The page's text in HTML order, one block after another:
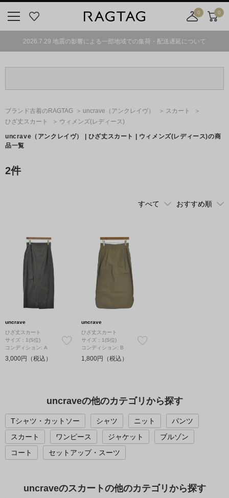
気
0
舗
カ
ト
0
2026.7.29 地震の影響による一部地域での集荷・配送遅延について
ブランド古着のRAGTAG uncrave （アンクレイヴ）
スカート
ひざ丈スカート
ウィメンズ(レディース)
uncrave （アンクレイヴ）
| ひざ丈スカート | ウィメンズ(レディース)の商
品一覧
2件
uncrave
ひざ丈スカート
サイズ：1(S位)
コンディション: A
3,000円（税込）
uncrave
ひざ丈スカート
サイズ：1(S位)
コンディション: B
1,800円（税込）
uncraveの他のカテゴリから探す
Tシャツ・カットソー シャツ ニット
パンツ
スカート
ワンピース ジャケット
ブルゾン
コート
セットアップ・スーツ
uncraveのスカートの他のカテゴリから探す